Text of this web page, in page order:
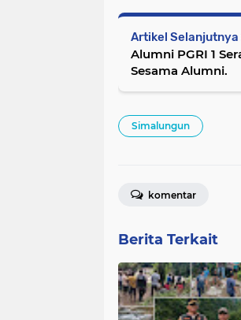
Artikel Selanjutnya
Alumni PGRI 1
Sesama Alumni.
Simalungun
komentar
Berita Terkait